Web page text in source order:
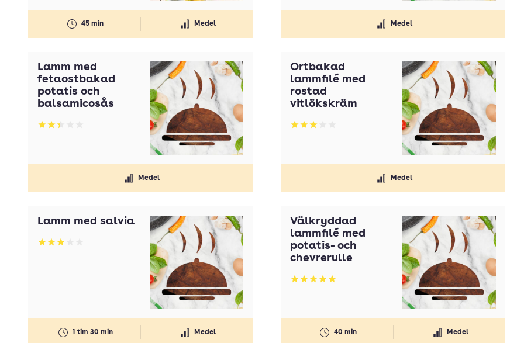
45 min Medel Medel
Lamm med
fetaostbakad
potatis och
balsamicosås
Betyg: 2.4 av 5
Medel
Örtbakad
lammfilé med
rostad
vitlökskräm
Betyg: 3 av 5
Medel
Lamm med salvia
Betyg: 3 av 5
1 tim 30 min Medel
Välkryddad
lammfilé med
potatis- och
chevrerulle
Betyg: 5 av 5
40 min Medel